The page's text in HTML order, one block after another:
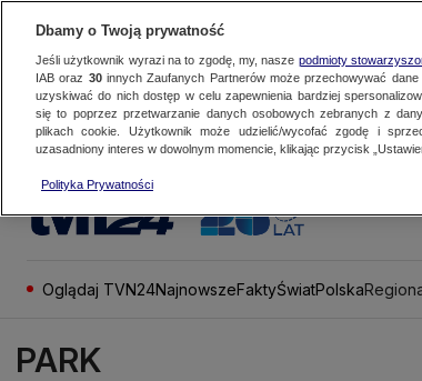
Oglądaj TVN24NajnowszeFaktyŚwiatPolska
PARK
Dbamy o Twoją prywatność
Jeśli użytkownik wyrazi na to zgodę, my, nasze podmioty
IAB oraz 30innych Zaufanych Partnerów może przechowywać
uzyskiwać do nich dostęp w celu zapewnienia bardziej
się to poprzez przetwarzanie danych osobowych zebranych z
plikach cookie. Użytkownik może udzielić/wycofać zgodę i
uzasadniony interes w dowolnym momencie, klikając przycisk
Polityka Prywatności